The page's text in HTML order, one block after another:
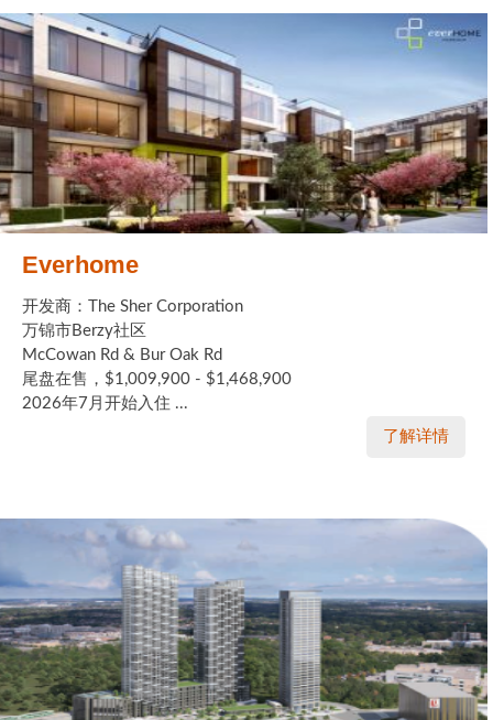
Everhome
开发商：The Sher Corporation
万锦市Berzy社区
McCowan Rd & Bur Oak Rd
尾盘在售，$1,009,900 - $1,468,900
2026年7月开始入住 ...
了解详情